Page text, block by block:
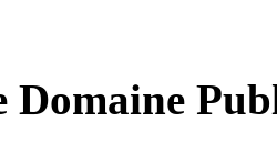
Domaine